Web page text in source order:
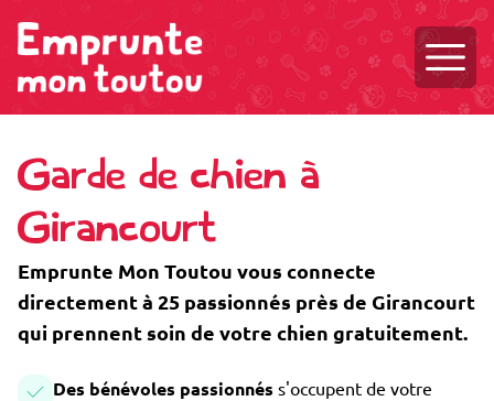
Garde de chien à
Girancourt
Emprunte Mon Toutou vous connecte
directement à 25 passionnés près de Girancourt
qui prennent soin de votre chien gratuitement.
Des bénévoles passionnés s'occupent de votre